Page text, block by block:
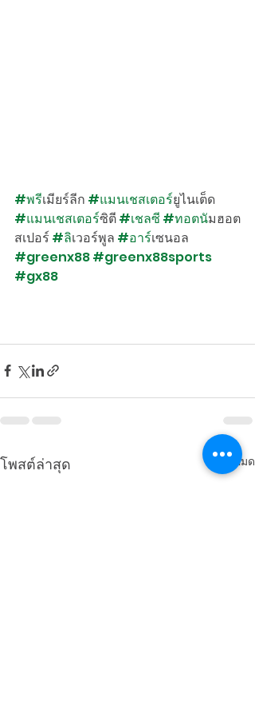
#พรีเมียร์ลีก #แมนเชสเตอร์ยูไนเต็ด
#แมนเชสเตอร์ซิตี #เชลซ #ทอตนัมฮอต
สเปอร์ #ลิเวอร์พูล #อาร์เซนอล
#greenx88#greenx88sports
#gx88
โพสต์ล่าสุด ดูทั้งหมด